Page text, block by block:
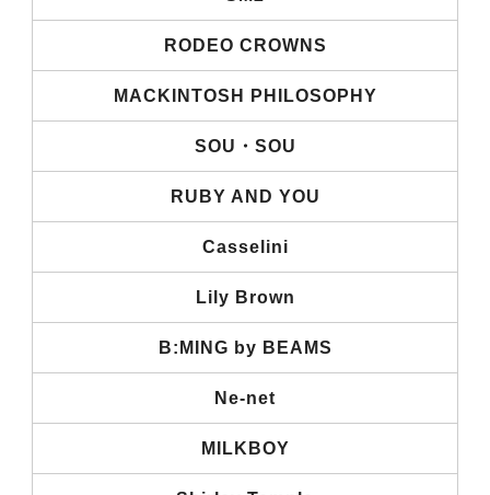
RODEO CROWNS
MACKINTOSH PHILOSOPHY
SOU・SOU
RUBY AND YOU
Casselini
Lily Brown
B:MING by BEAMS
Ne-net
MILKBOY